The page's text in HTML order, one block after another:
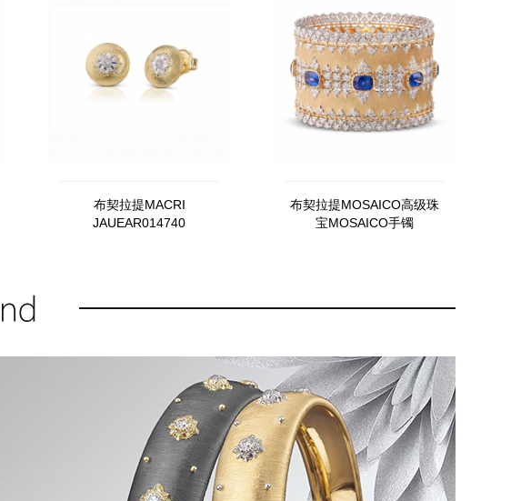
布契拉提MACRI
JAUEAR014740
布契拉提MOSAICO高级珠
宝MOSAICO手镯